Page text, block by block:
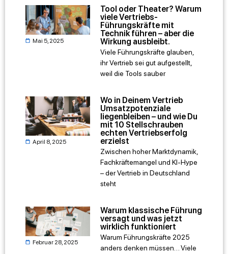
Mai 5, 2025
Tool oder Theater? Warum
viele Vertriebs-
Führungskräfte mit
Technik führen – aber die
Wirkung ausbleibt.
Viele Führungskräfte glauben,
ihr Vertrieb sei gut aufgestellt,
weil die Tools sauber
April 8, 2025
Wo in Deinem Vertrieb
Umsatzpotenziale
liegenbleiben – und wie Du
mit 10 Stellschrauben
echten Vertriebserfolg
erzielst
Zwischen hoher Marktdynamik,
Fachkräftemangel und KI-Hype
– der Vertrieb in Deutschland
steht
Februar 28, 2025
Warum klassische Führung
versagt und was jetzt
wirklich funktioniert
Warum Führungskräfte 2025
anders denken müssen… Viele